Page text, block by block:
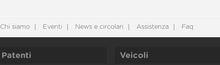
Chi siamo Eventi News e circolari Assistenza Faq
Patenti Veicoli